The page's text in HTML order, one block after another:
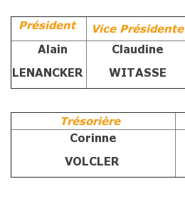
Président Vice Présidente
Alain
LENANCKER
Claudine
WITASSE
Trésorière
Corinne
VOLCLER